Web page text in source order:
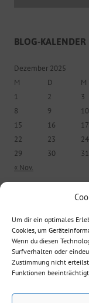
Um dir ein optimales
Cookies, um
Wenn du diesen
Surfverhalten oder
Zustimmung nicht
Funktionen
BLOG-KALENDER
Dezember 2025
M
D M
1
2 3
8
9 10
15
16 17
22
23 24
29
30
31
« Nov.
Ältere Beiträge